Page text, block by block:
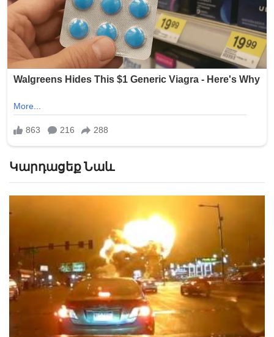
Կարդացեք Նաև
Հրապարակվել է Ֆիլադելֆիայում ինքնաթիռի
կործանման տեսանյութը